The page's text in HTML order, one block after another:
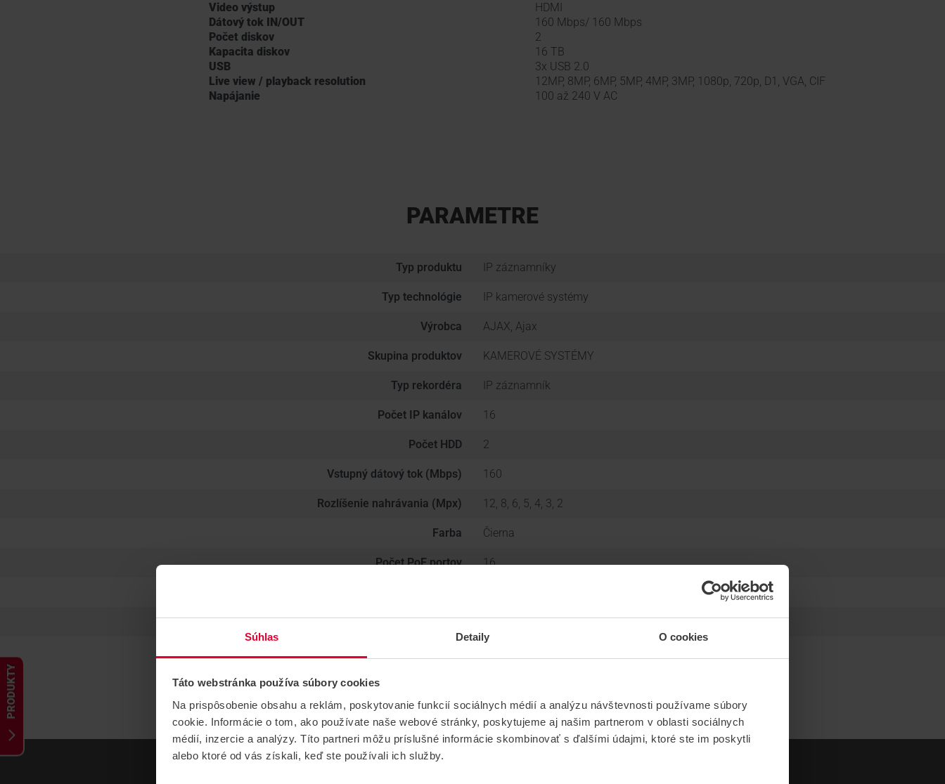
Súhlas Detaily O cookies
Táto webstránka používa súbory cookies
Na prispôsobenie obsahu a reklám, poskytovanie funkcií sociálnych médií a analýzu návštevnosti používame súbory
cookie. Informácie o tom, ako používate naše webové stránky, poskytujeme aj našim partnerom v oblasti sociálnych
médií, inzercie a analýzy. Títo partneri môžu príslušné informácie skombinovať s ďalšími údajmi, ktoré ste im poskytli
alebo ktoré od vás získali, keď ste používali ich služby.
PRODUKTY
Video výstup
HDMI
Dátový tok IN/OUT
160 Mbps/ 160 Mbps
Počet diskov
2
Kapacita diskov
16 TB
USB
3x USB 2.0
Live view / playback resolution
12MP, 8MP, 6MP, 5MP, 4MP, 3MP, 1080p, 720p, D1, VGA, CIF
Napájanie
100 až 240 V AC
PARAMETRE
Typ produktu IP záznamníky
Typ technológie IP kamerové systémy
Výrobca AJAX, Ajax
Skupina produktov KAMEROVÉ SYSTÉMY
Typ rekordéra IP záznamník
Počet IP kanálov 16
Počet HDD 2
Vstupný dátový tok (Mbps) 160
Rozlíšenie nahrávania (Mpx) 12, 8, 6, 5, 4, 3, 2
Farba Čierna
Počet PoE portov 16
Hmotnosť 4.24 kg